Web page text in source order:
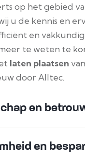
op het gebied
u de kennis en
en
te weten te
laten plaatsen
door Alltec.
en
en